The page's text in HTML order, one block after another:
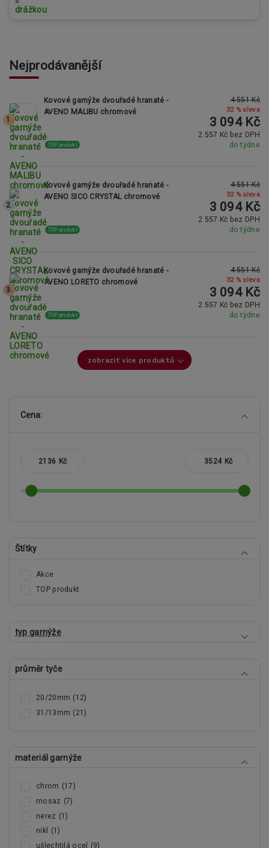
Nejprodávanější
1.
Kovové garnýže dvouřadé hranaté -
AVENO MALIBU chromové
do týdne
TOP produkt
4 551 Kč
32 % sleva
3 094 Kč
2 557 Kč bez DPH
2.
Kovové garnýže dvouřadé hranaté -
AVENO SICO CRYSTAL chromové
do týdne
TOP produkt
4 551 Kč
32 % sleva
3 094 Kč
2 557 Kč bez DPH
3.
Kovové garnýže dvouřadé hranaté -
AVENO LORETO chromové
do týdne
TOP produkt
4 551 Kč
32 % sleva
3 094 Kč
2 557 Kč bez DPH
zobrazit více produktů
Cena:
Kč Kč
Štítky
Akce
TOP produkt
typ garnýže
průměr tyče
20/20mm (12)
31/13mm (21)
materiál garnýže
chrom (17)
mosaz (7)
nerez (1)
nikl
(1)
ušlechtilá ocel
(9)